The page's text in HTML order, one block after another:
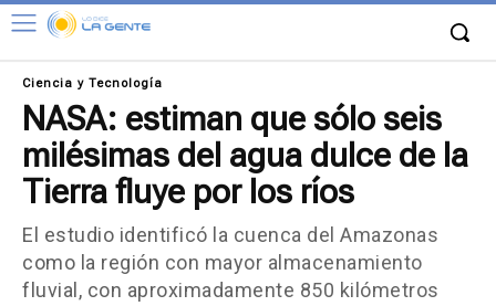
Ciencia y Tecnología
NASA: estiman que sólo seis
milésimas del agua dulce de la
Tierra fluye por los ríos
El estudio identificó la cuenca del Amazonas
como la región con mayor almacenamiento
fluvial, con aproximadamente 850 kilómetros